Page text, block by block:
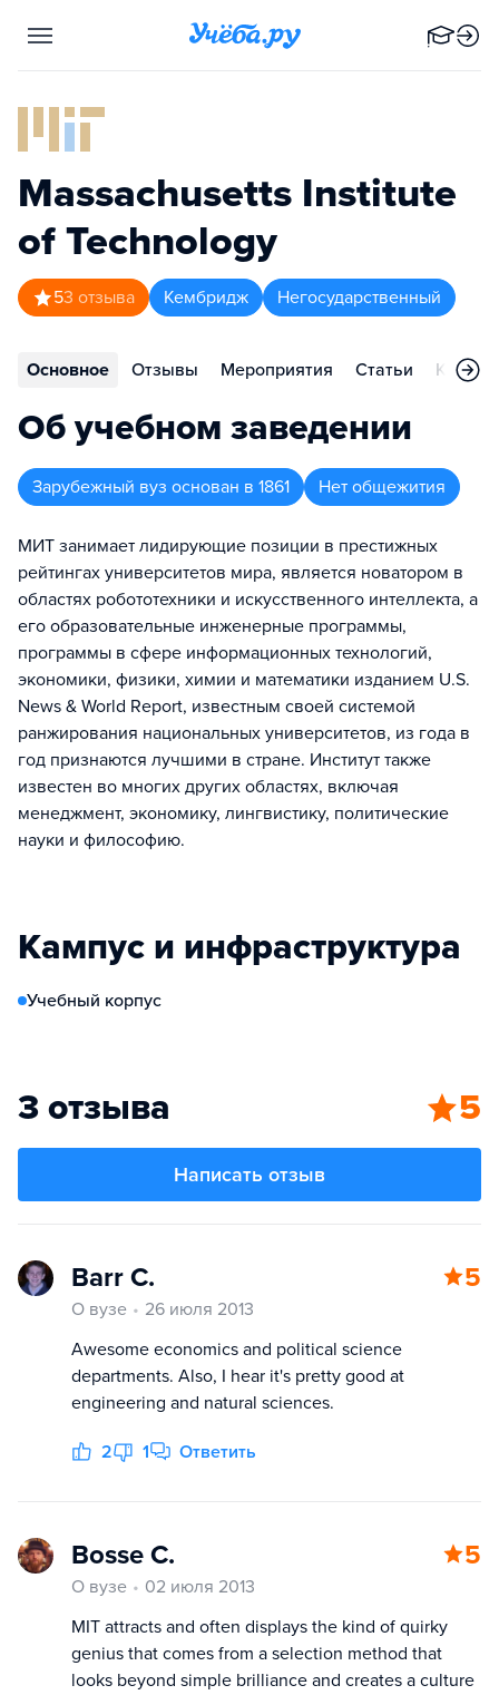
Massachusetts Institute
of Technology
53 отзыва Кембридж Негосударственный
Основное Отзывы Мероприятия Статьи
Об учебном заведении
Зарубежный вуз основан в 1861 Нет общежития
МИТ занимает лидирующие позиции в престижных
рейтингах университетов мира, является новатором в
областях робототехники и искусственного интеллекта, а
его образовательные инженерные программы,
программы в сфере информационных технологий,
экономики, физики, химии и математики изданием U.S.
News & World Report, известным своей системой
ранжирования национальных университетов, из года в
год признаются лучшими в стране. Институт также
известен во многих других областях, включая
менеджмент, экономику, лингвистику, политические
науки и философию.
Кампус и инфраструктура
Учебный корпус
3 отзыва 5
Написать отзыв
Barr C. 5
О вузе
26 июля 2013
Awesome economics and political science
departments. Also, I hear it's pretty good at
engineering and natural sciences.
2 1 Ответить
Bosse C. 5
О вузе
02 июля 2013
MIT attracts and often displays the kind of quirky
genius that comes from a selection method that
looks beyond simple brilliance and creates a culture